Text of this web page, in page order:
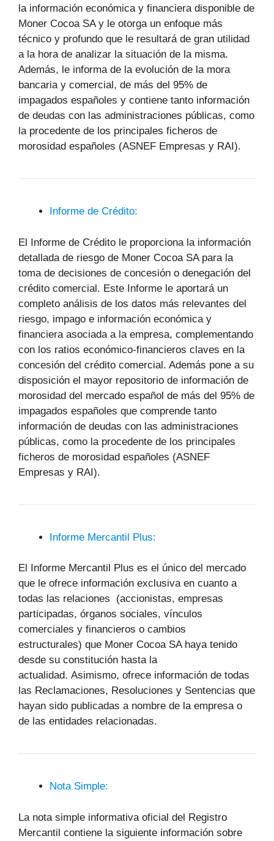
la información económica y financiera disponible de
Moner Cocoa SA y le otorga un enfoque más
técnico y profundo que le resultará de gran utilidad
a la hora de analizar la situación de la misma.
Además, le informa de la evolución de la mora
bancaria y comercial, de más del 95% de
impagados españoles y contiene tanto información
de deudas con las administraciones públicas, como
la procedente de los principales ficheros de
morosidad españoles (ASNEF Empresas y RAI).
Informe de Crédito:
El Informe de Crédito le proporciona la información
detallada de riesgo de Moner Cocoa SA para la
toma de decisiones de concesión o denegación del
crédito comercial. Este Informe le aportará un
completo análisis de los datos más relevantes del
riesgo, impago e información económica y
financiera asociada a la empresa, complementando
con los ratios económico-financieros claves en la
concesión del crédito comercial. Además pone a su
disposición el mayor repositorio de información de
morosidad del mercado español de más del 95% de
impagados españoles que comprende tanto
información de deudas con las administraciones
públicas, como la procedente de los principales
ficheros de morosidad españoles (ASNEF
Empresas y RAI).
Informe Mercantil Plus:
El Informe Mercantil Plus es el único del mercado
que le ofrece información exclusiva en cuanto a
todas las relaciones (accionistas, empresas
participadas, órganos sociales, vínculos
comerciales y financieros o cambios
estructurales) que Moner Cocoa SA haya tenido
desde su constitución hasta la
actualidad. Asimismo, ofrece información de todas
las Reclamaciones, Resoluciones y Sentencias que
hayan sido publicadas a nombre de la empresa o
de las entidades relacionadas.
Nota Simple:
La nota simple informativa oficial del Registro
Mercantil contiene la siguiente información sobre